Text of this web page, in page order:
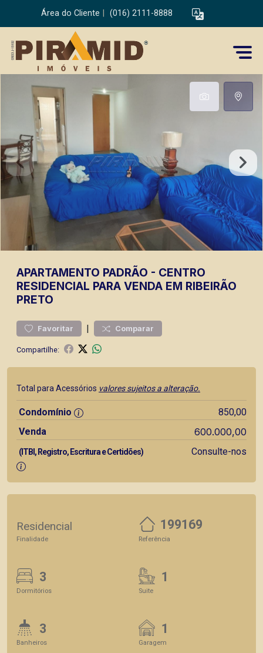
Área do Cliente (016) 2111-8888
APARTAMENTO PADRÃO - CENTRO
RESIDENCIAL PARA VENDA EM RIBEIRÃO
PRETO
Favoritar | Comparar
Compartilhe:
Total para Acessórios valores sujeitos a alteração.
Condomínio
850,00
Venda
600.000,00
(ITBI, Registro, Escritura e Certidões) Consulte-nos
Residencial
Finalidade
199169
Referência
3
Dormitórios
1
Suite
3
Banheiros
1
Garagem